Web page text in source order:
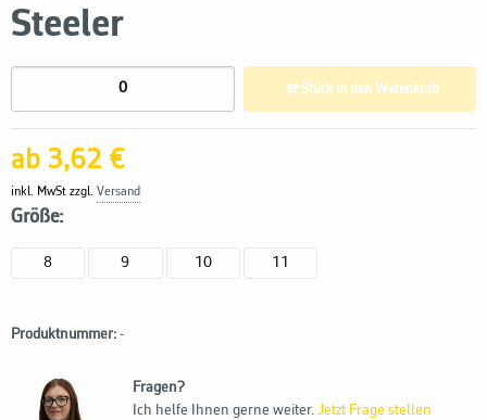
Steeler
ab 3,62 €
inkl. MwSt zzgl. Versand
Größe:
8 9 10 11
Stück in den Warenkorb
Produktnummer: -
Fragen?
Ich helfe Ihnen gerne weiter. Jetzt Frage stellen